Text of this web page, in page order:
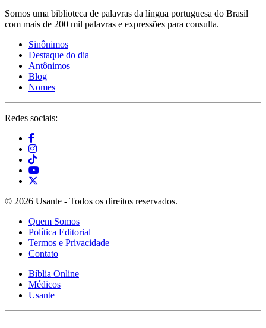
Somos uma biblioteca de palavras da língua portuguesa do Brasil
com mais de 200 mil palavras e expressões para consulta.
Sinônimos
Destaque do dia
Antônimos
Blog
Nomes
Redes sociais:
© 2026 Usante - Todos os direitos reservados.
Quem Somos
Política Editorial
Termos e Privacidade
Contato
Bíblia Online
Médicos
Usante